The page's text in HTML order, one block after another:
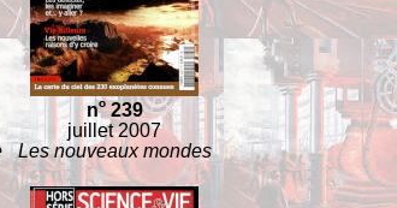
no239
juillet 2007
Les nouveaux mondes